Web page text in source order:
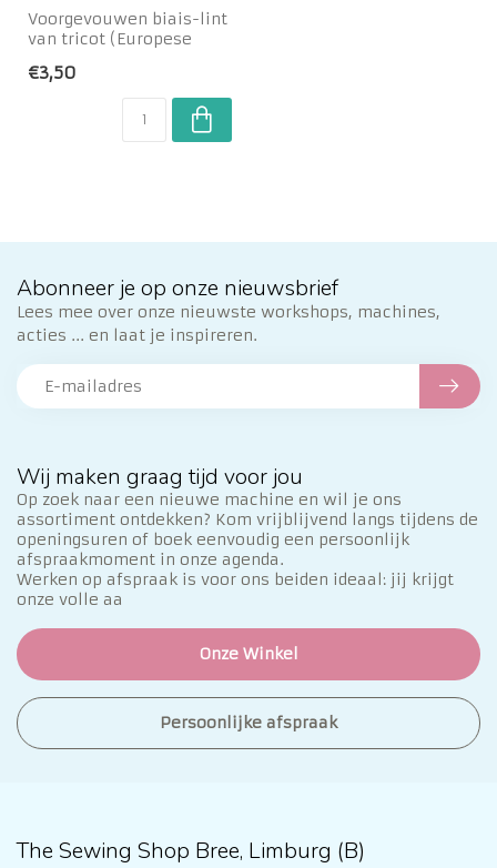
Voorgevouwen biais-lint
van tricot (Europese
mooi vo...
€3,50
Wij maken graag tijd voor jou
Op zoek naar een nieuwe machine en wil je ons
assortiment ontdekken? Kom vrijblijvend langs tijdens de
openingsuren of boek eenvoudig een persoonlijk
afspraakmoment in onze agenda.
Werken op afspraak is voor ons beiden ideaal: jij krijgt
onze volle aa
Onze Winkel
Persoonlijke afspraak
Abonneer je op onze nieuwsbrief
Lees mee over onze nieuwste workshops, machines,
acties ... en laat je inspireren.
The Sewing Shop Bree, Limburg (B)